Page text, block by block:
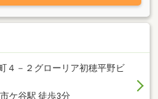
物件数が非常に豊富です。賃貸
す。(3)契約金のクレジットカー
紹介、インターネット開通作
当店のコロナウィルス対策につ
適切な感染対策を実施していま
４－２グローリア初穂平野ビ
ケ谷駅 徒歩3分